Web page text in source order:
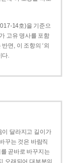
14호)을 기준으
고유 명사를 포함
면, 이 조항의 ‘외
다.
이 달라지고 길이가
꾸는 것은 바람직
곧바로 바꾸지는
오래되어 대부분의